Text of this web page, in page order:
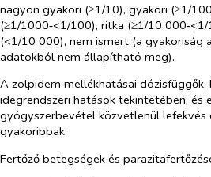
nagyon gyakori (≥1/10), gyakori (≥1/
(≥1/1000‑<1/100), ritka (≥1/10
(<1/10 000), nem ismert (a gyakoriság
adatokból nem állapítható meg).
A zolpidem mellékhatásai
idegrendszeri hatások tekintetében, és
gyógyszerbevétel közvetlenül
gyakoribbak.
Fertőző betegségek és